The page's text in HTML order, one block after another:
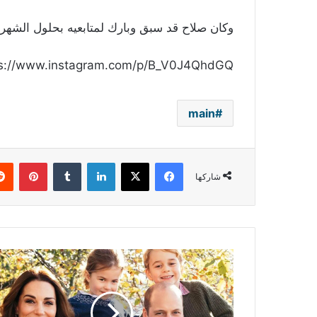
وكان صلاح قد سبق وبارك لمتابعيه بحلول
www.instagram.com/p/B_V0J4QhdGQ/
main
شاركها
فيسبوك ‫X لينكدإن
إطلالة
تلفزيونية
مفاجئة
للأمير